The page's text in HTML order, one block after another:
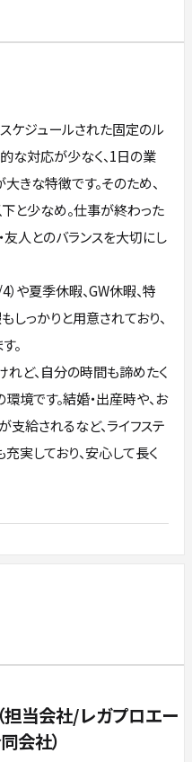
ケジュールされた固定のル
な対応が少なく、1日の業
きな特徴です。そのため、
と少なめ。仕事が終わった
友人とのバランスを大切にし
や夏季休暇、GW休暇、特
っかりと用意されており、
。
れど、自分の時間も諦めたく
境です。結婚・出産時や、お
給されるなど、ライフステ
実しており、安心して長く
担当会社/レガプロエー
会社）